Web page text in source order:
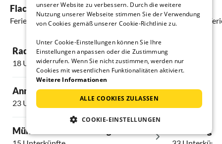
Flachau
Ferienhäuser und Ferienwohnungen
Schladming
Ferienhäuser und
Radstadt
18 Unterkünfte
Annaberg im Lammertal
23 Unterkünfte
Mühlbach am Hochkönig
11
Obertraun
17
Gröbming
unserer Website zu verbessern. Durch die weitere
Nutzung unserer Webseite stimmen Sie der Verwendung
von Cookies gemäß unserer Cookie-Richtlinie zu.
Unter Cookie-Einstellungen können Sie Ihre
Einstellungen anpassen oder die Zustimmung
widerrufen. Wenn Sie nicht zustimmen, werden nur
Cookies mit wesentlichen Funktionalitäten aktiviert.
Weitere Informationen
ALLE COOKIES ZULASSEN
COOKIE-EINSTELLUNGEN